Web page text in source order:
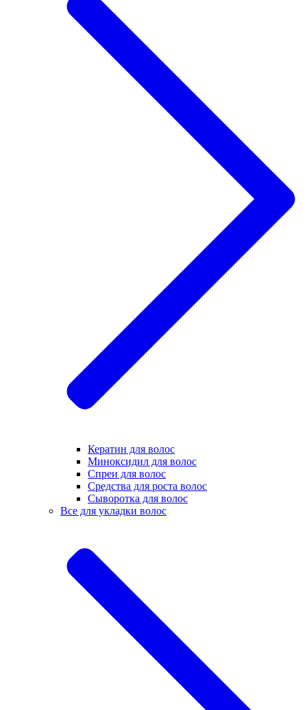
Кератин для волос
Миноксидил для волос
Спреи для волос
Средства для роста волос
Сыворотка для волос
Все для укладки волос